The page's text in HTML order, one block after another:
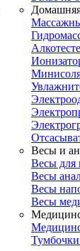
Весы и
Весы для
Весы
Весы
Весы